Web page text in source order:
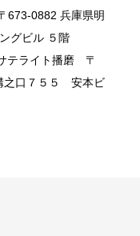
673-0882 兵庫県明
グビル ５階
テライト播磨 〒
之口７５５ 安本ビ